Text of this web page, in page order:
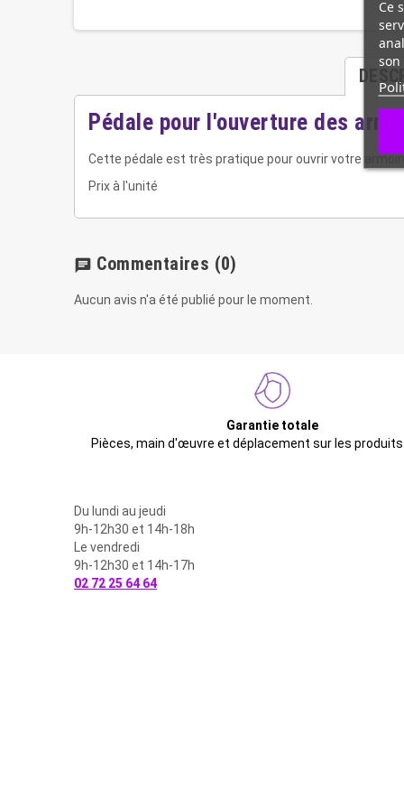
Pédale pour l'ouverture des
Cette pédale est très pratique pour ouvrir votre
Prix à l'unité
chat Commentaires (0)
Aucun avis n'a été publié pour le moment.
Garantie totale
Pièces, main d'œuvre et déplacement sur les
Du lundi au jeudi
9h-12h30 et 14h-18h
Le vendredi
9h-12h30 et 14h-17h
02 72 25 64 64
Ce
son